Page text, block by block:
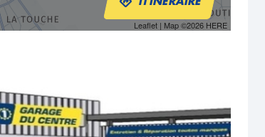
Leaflet | Map ©2026 HERE